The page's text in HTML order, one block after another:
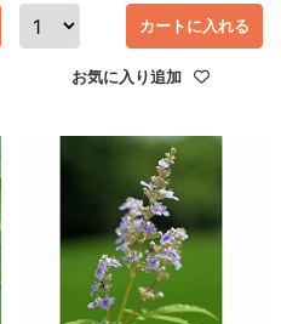
カートに入れる
お気に入り追加